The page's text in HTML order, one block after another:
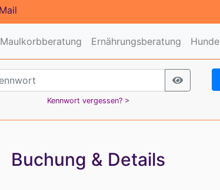
Maulkorbberatung Ernährungsberatung
Kennwort vergessen? >
Buchung & Details